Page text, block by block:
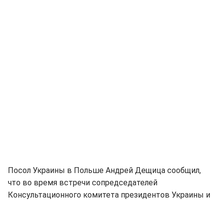
Посол Украины в Польше Андрей Дещица сообщил,
что во время встречи сопредседателей
Консультационного комитета президентов Украины и